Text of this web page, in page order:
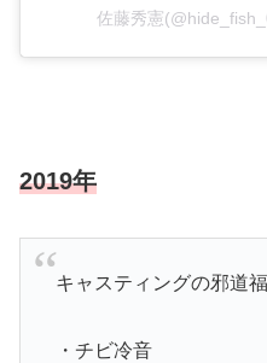
佐藤秀憲
2019年
キャスティングの邪道
・チビ冷音